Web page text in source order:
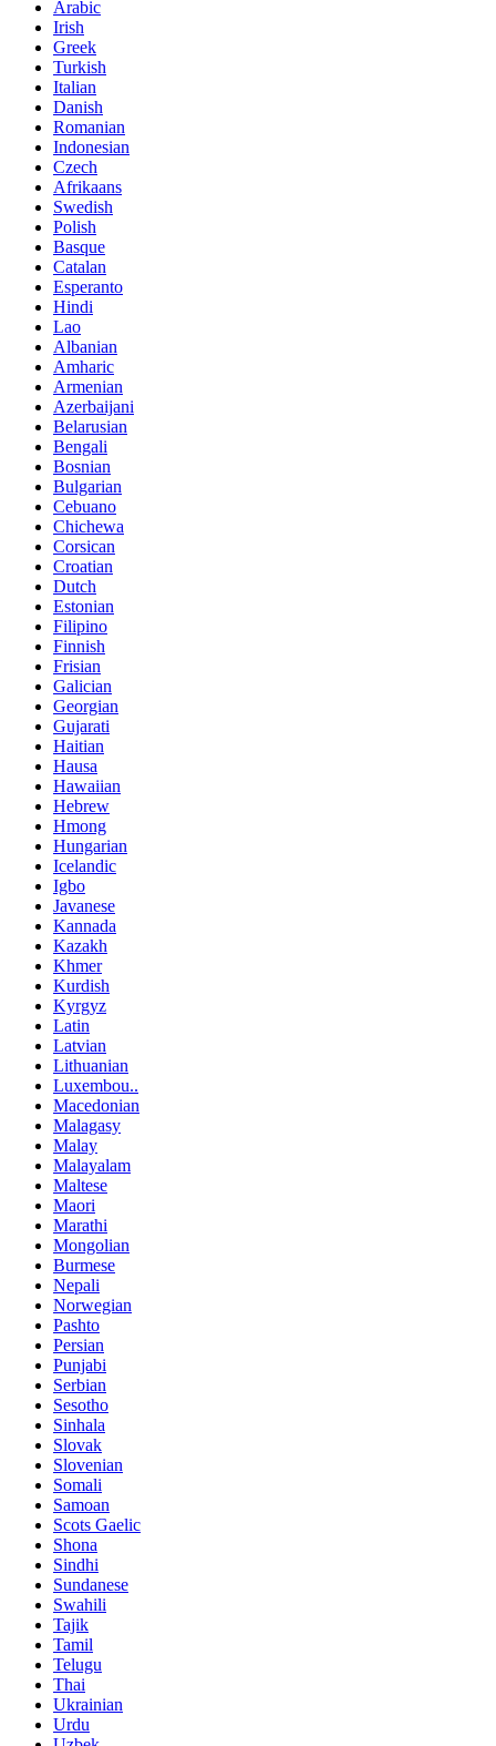
Arabic
Irish
Greek
Turkish
Italian
Danish
Romanian
Indonesian
Czech
Afrikaans
Swedish
Polish
Basque
Catalan
Esperanto
Hindi
Lao
Albanian
Amharic
Armenian
Azerbaijani
Belarusian
Bengali
Bosnian
Bulgarian
Cebuano
Chichewa
Corsican
Croatian
Dutch
Estonian
Filipino
Finnish
Frisian
Galician
Georgian
Gujarati
Haitian
Hausa
Hawaiian
Hebrew
Hmong
Hungarian
Icelandic
Igbo
Javanese
Kannada
Kazakh
Khmer
Kurdish
Kyrgyz
Latin
Latvian
Lithuanian
Luxembou..
Macedonian
Malagasy
Malay
Malayalam
Maltese
Maori
Marathi
Mongolian
Burmese
Nepali
Norwegian
Pashto
Persian
Punjabi
Serbian
Sesotho
Sinhala
Slovak
Slovenian
Somali
Samoan
Scots Gaelic
Shona
Sindhi
Sundanese
Swahili
Tajik
Tamil
Telugu
Thai
Ukrainian
Urdu